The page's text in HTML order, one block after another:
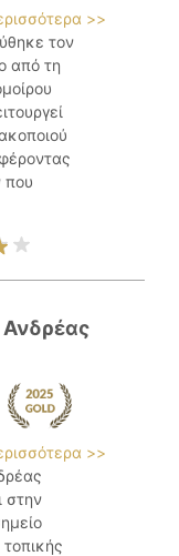
>>
τον
από τη
που
Ανδρέας
>>
στην